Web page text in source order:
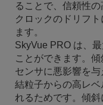
ることで、信頼性の
クロックのドリフ
ます。
SkyVue PRO は、
ことができます。
センサに悪影響を
結粒子からの高レ
れるためです。傾